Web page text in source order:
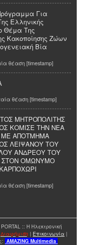
Για
Ελληνικής
Θέμα Της
Κακοποίησης Ζώων
Βία
θέαση [timestamp]
θέαση [timestamp]
ΜΗΤΡΟΠΟΛΙΤΗΣ
ΚΟΜΙΣΕ ΤΗΝ ΝΕΑ
ΜΕ ΑΠΟΤΜΗΜΑ
ΛΕΙΨΑΝΟΥ ΤΟΥ
ΑΝΔΡΕΟΥ ΤΟΥ
ΣΤΟΝ ΟΜΩΝΥΜΟ
θέαση [timestamp]
:: Η Ηλεκτρονική
Διαφήμιση | Επικοινωνία |
AMAZING Multimedia